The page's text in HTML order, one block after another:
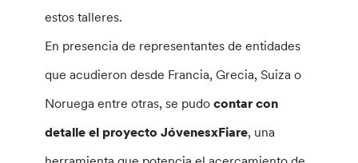
estos talleres.
En presencia de representantes de entidades
que acudieron desde Francia, Grecia, Suiza o
Noruega entre otras, se pudocontar con
detalle el proyecto JóvenesxFiare, una